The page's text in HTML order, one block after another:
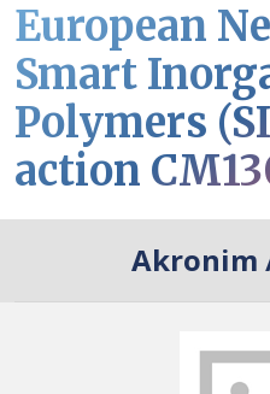
European
Smart
Polymers
action
Akronim